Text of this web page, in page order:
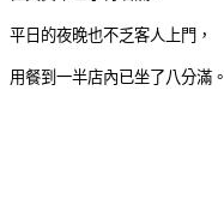
平日的夜晚也不乏客人上門，
用餐到一半店內已坐了八分滿。